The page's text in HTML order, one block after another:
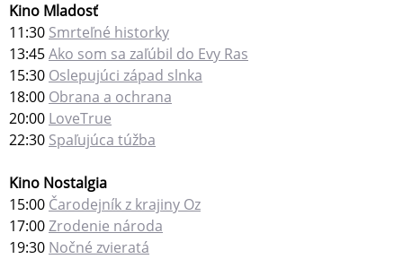
Kino Mladosť
11:30 Smrteľné historky
13:45Ako som sa zaľúbil do Evy Ras
15:30 Oslepujúci západ slnka
18:00 Obrana a ochrana
20:00 LoveTrue
22:30 Spaľujúca túžba
Kino Nostalgia
15:00 Čarodejník z krajiny Oz
17:00Zrodenie národa
19:30 Nočné zvieratá